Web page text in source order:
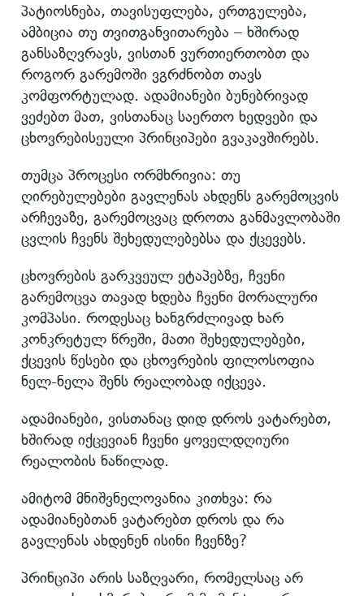
პატიოსნება, თავისუფლება, ერთგულება,
ამბიცია თუ თვითგანვითარება – ხშირად
განსაზღვრავს, ვისთან ვურთიერთობთ და
როგორ გარემოში ვგრძნობთ თავს
კომფორტულად. ადამიანები ბუნებრივად
ვეძებთ მათ, ვისთანაც საერთო ხედვები და
ცხოვრებისეული პრინციპები გვაკავშირებს.
თუმცა პროცესი ორმხრივია: თუ
ღირებულებები გავლენას ახდენს გარემოცვის
არჩევაზე, გარემოცვაც დროთა განმავლობაში
ცვლის ჩვენს შეხედულებებსა და ქცევებს.
ცხოვრების გარკვეულ ეტაპებზე, ჩვენი
გარემოცვა თავად ხდება ჩვენი მორალური
კომპასი. როდესაც ხანგრძლივად ხარ
კონკრეტულ წრეში, მათი შეხედულებები,
ქცევის წესები და ცხოვრების ფილოსოფია
ნელ-ნელა შენს რეალობად იქცევა.
ადამიანები, ვისთანაც დიდ დროს ვატარებთ,
ხშირად იქცევიან ჩვენი ყოველდღიური
რეალობის ნაწილად.
ამიტომ მნიშვნელოვანია კითხვა: რა
ადამიანებთან ვატარებთ დროს და რა
გავლენას ახდენენ ისინი ჩვენზე?
პრინციპი არის საზღვარი, რომელსაც არ